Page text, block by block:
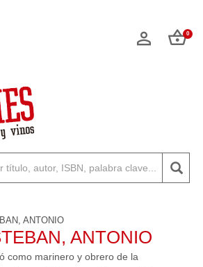
0
ANTONIO
ANTONIO
como marinero y obrero de la